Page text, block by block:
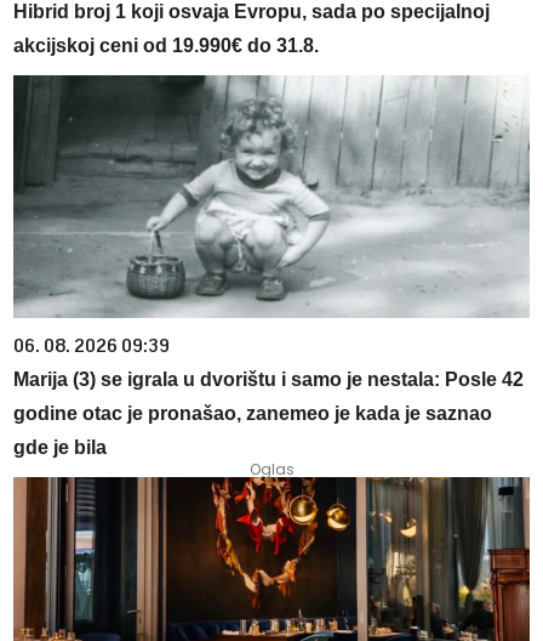
Hibrid broj 1 koji osvaja Evropu, sada po specijalnoj
akcijskoj ceni od 19.990€ do 31.8.
06. 08. 2026 09:39
Marija (3) se igrala u dvorištu i samo je nestala: Posle 42
godine otac je pronašao, zanemeo je kada je saznao
gde je bila